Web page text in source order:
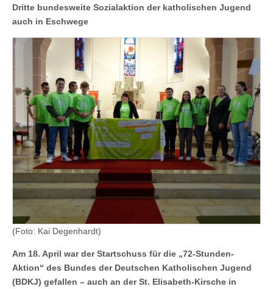
Dritte bundesweite Sozialaktion der katholischen Jugend
auch in Eschwege
(Foto: Kai Degenhardt)
Am 18. April war der Startschuss für die „72-Stunden-
Aktion“ des Bundes der Deutschen Katholischen Jugend
(BDKJ) gefallen – auch an der St. Elisabeth-Kirsche in